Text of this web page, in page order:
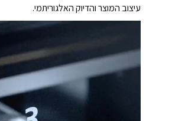
עיצוב המוצר והדיוק האלגוריתמי.